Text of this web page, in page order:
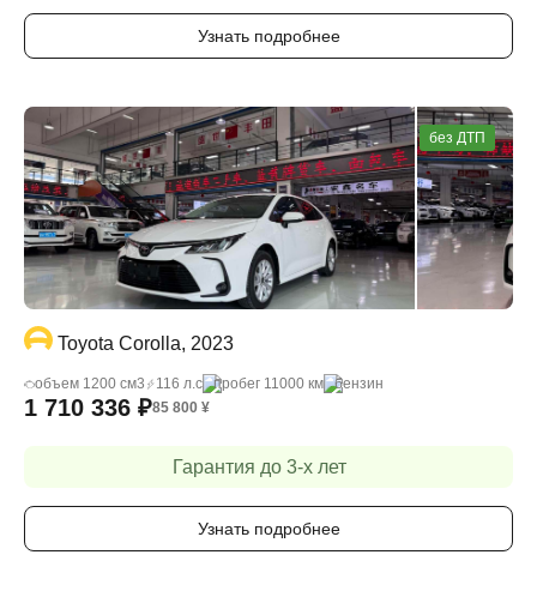
Узнать подробнее
без ДТП
Toyota Corolla, 2023
объем 1200 cм3 116 л.с пробег 11000 км бензин
1 710 336 ₽85 800 ¥
Гарантия до 3-х лет
Узнать подробнее